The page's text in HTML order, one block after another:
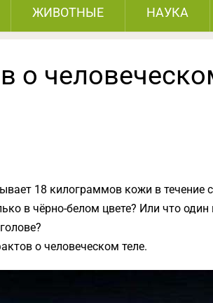
ЖИВОТНЫЕ НАУКА
о
18 килограммов кожи в течение
в чёрно-белом цвете? Или что один
о человеческом теле.